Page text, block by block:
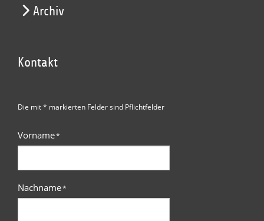
Archiv
Kontakt
Die mit * markierten Felder sind Pflichtfelder
Vorname*
Nachname*